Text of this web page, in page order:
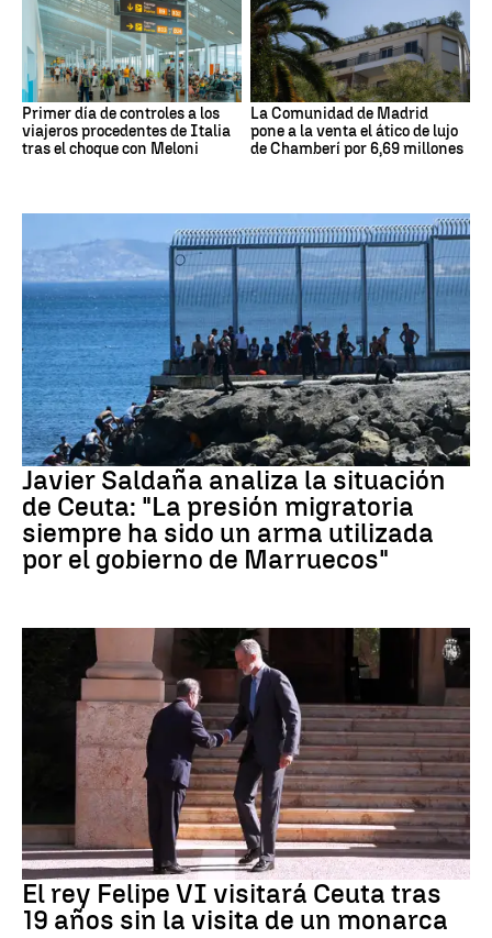
Primer día de controles a los
viajeros procedentes de Italia
tras el choque con Meloni
La Comunidad de Madrid
pone a la venta el ático de lujo
de Chamberí por 6,69 millones
Crisis migratoria Ceuta
Javier Saldaña analiza la situación
de Ceuta: "La presión migratoria
siempre ha sido un arma utilizada
por el gobierno de Marruecos"
Crisis Migratoria
El rey Felipe VI visitará Ceuta tras
19 años sin la visita de un monarca